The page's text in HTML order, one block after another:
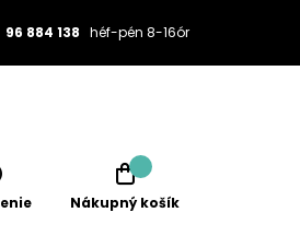
96 884 138 héf-pén 8-16ór
Nákupný košík